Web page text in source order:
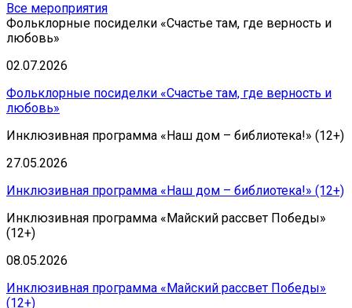
Все мероприятия
Фольклорные посиделки «Счастье там, где верность и
любовь»
02.07.2026
Фольклорные посиделки «Счастье там, где верность и
любовь»
Инклюзивная программа «Наш дом – библиотека!» (12+)
27.05.2026
Инклюзивная программа «Наш дом – библиотека!» (12+)
Инклюзивная программа «Майский рассвет Победы»
(12+)
08.05.2026
Инклюзивная программа «Майский рассвет Победы»
(12+)